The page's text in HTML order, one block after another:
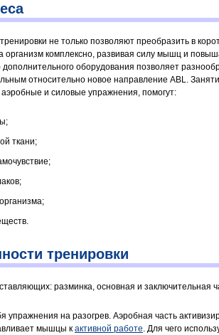
не только позволяют преобразить в
организм комплексно, развивая силу мышц и
оборудования позволяет
относительно новое направление ABL.
и силовые упражнения, помогут:
ткани;
тренировки
разминка, основная и заключительная
упражнения на разогрев. Аэробная часть
мышцы к активной работе. Для чего